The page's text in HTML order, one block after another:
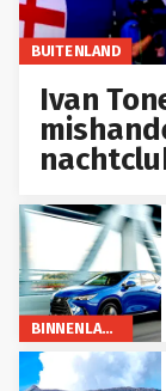
BUITENLAND
Ivan
BINNENLAND